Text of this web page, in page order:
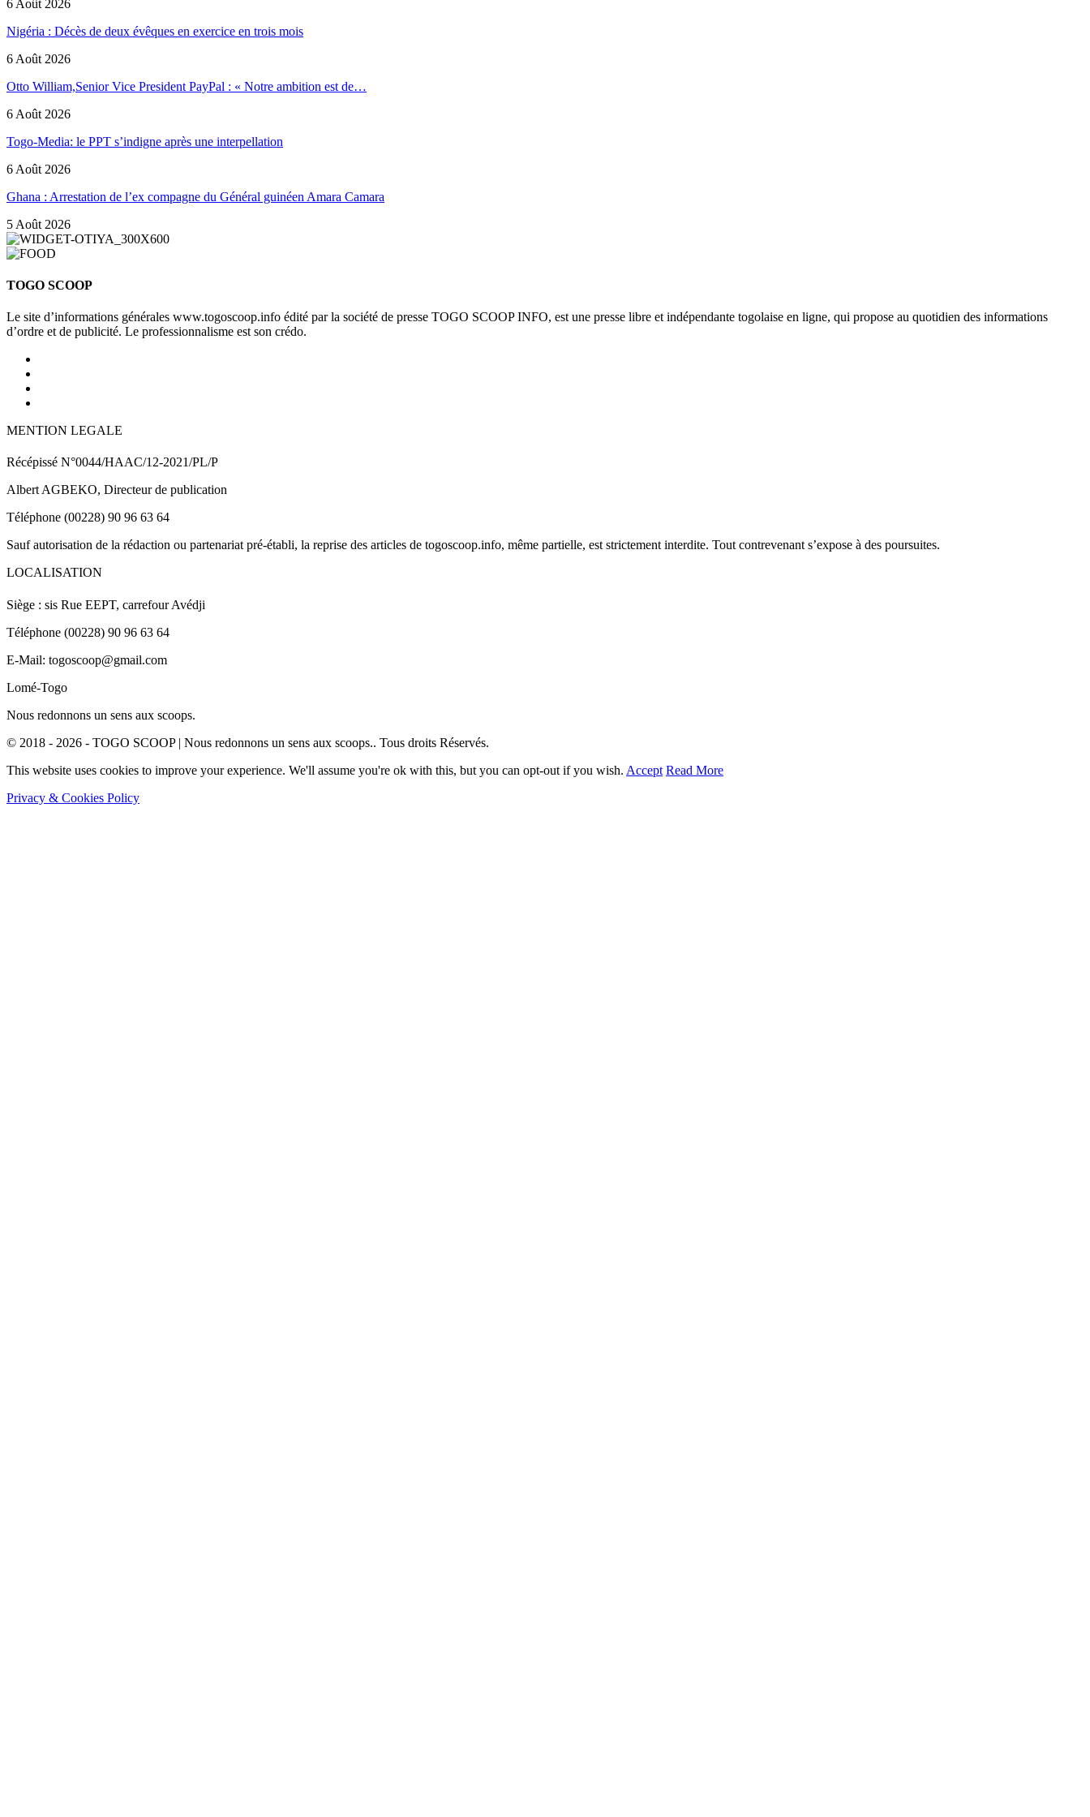
6 Août 2026
Nigéria : Décès de deux évêques en exercice en trois mois
6 Août 2026
Otto William,Senior Vice President PayPal : « Notre ambition est de…
6 Août 2026
Togo-Media: le PPT s’indigne après une interpellation
6 Août 2026
Ghana : Arrestation de l’ex compagne du Général guinéen Amara Camara
5 Août 2026
TOGO SCOOP
Le site d’informations générales www.togoscoop.info édité par la société de presse TOGO SCOOP INFO, est une presse libre et indépendante togolaise en ligne, qui propose au quotidien des informations
d’ordre et de publicité. Le professionnalisme est son crédo.
MENTION LEGALE
Récépissé N°0044/HAAC/12-2021/PL/P
Albert AGBEKO, Directeur de publication
Téléphone (00228) 90 96 63 64
Sauf autorisation de la rédaction ou partenariat pré-établi, la reprise des articles de togoscoop.info, même partielle, est strictement interdite. Tout contrevenant s’expose à des poursuites.
LOCALISATION
Siège : sis Rue EEPT, carrefour Avédji
Téléphone (00228) 90 96 63 64
E-Mail: togoscoop@gmail.com
Lomé-Togo
Nous redonnons un sens aux scoops.
© 2018 - 2026 - TOGO SCOOP | Nous redonnons un sens aux scoops.. Tous droits Réservés.
This website uses cookies to improve your experience. We'll assume you're ok with this, but you can opt-out if you wish. Accept Read More
Privacy & Cookies Policy